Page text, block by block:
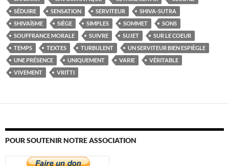
SÉDUIRE
SENSATION SERVITEUR
SHIVA-SUTRA
SHIVAÏSME
SIÈGE SIMPLES SOMMET
SONS
SOUFFRANCE MORALE
SUIVRE SUJET
SUR LE COEUR
TEMPS
TEXTES TURBULENT
UN SERVITEUR BIEN ESPIÈGLE
UNE PRÉSENCE
UNIQUEMENT VARIE
VÉRITABLE
VIVEMENT
VRITTI
POUR SOUTENIR NOTRE ASSOCIATION